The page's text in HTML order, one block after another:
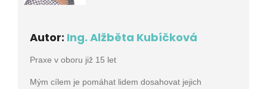
Autor: Ing. Alžběta Kubíčková
Praxe v oboru již 15 let
Mým cílem je pomáhat lidem dosahovat jejich